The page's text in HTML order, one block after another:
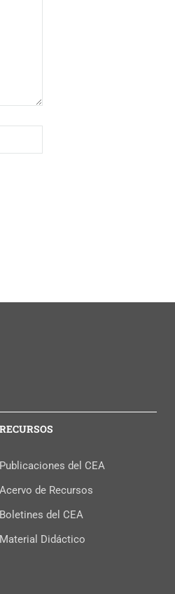
RECURSOS
Publicaciones del CEA
Acervo de Recursos
Boletines del CEA
Material Didáctico